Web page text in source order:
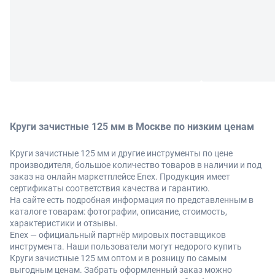
Круги зачистные 125 мм в Москве по низким ценам
Круги зачистные 125 мм и другие инструменты по цене
производителя, большое количество товаров в наличии и под
заказ на онлайн маркетплейсе Enex. Продукция имеет
сертификаты соответствия качества и гарантию.
На сайте есть подробная информация по представленным в
каталоге товарам: фотографии, описание, стоимость,
характеристики и отзывы.
Enex — официальный партнёр мировых поставщиков
инструмента. Наши пользователи могут недорого купить
Круги зачистные 125 мм оптом и в розницу по самым
выгодным ценам. Забрать оформленный заказ можно